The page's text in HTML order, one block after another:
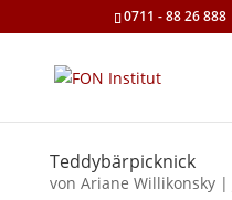
0711 - 88 26 888
Teddybärpicknick
von Ariane Willikonsky|